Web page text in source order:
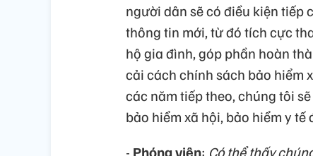
người dân sẽ có điều kiện tiếp
thông tin mới, từ đó tích cực
hộ gia đình, góp phần hoàn
cải cách chính sách bảo hiểm
các năm tiếp theo, chúng tôi
bảo hiểm xã hội, bảo hiểm y
- Phóng viên: Có thể thấy